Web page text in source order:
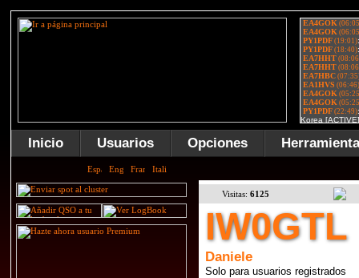
Inicio Usuarios Opciones
Visitas: 6125
IW0GTL
Daniele
Solo para usuarios registrados